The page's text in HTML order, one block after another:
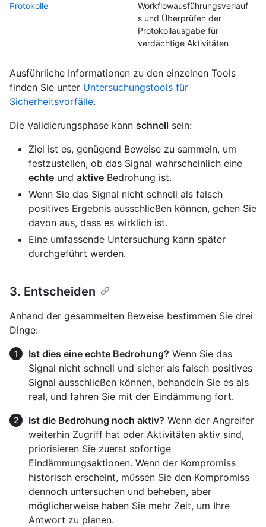
Protokolle
Workflowausführungsverlauf
s und Überprüfen der
Protokollausgabe für
verdächtige Aktivitäten
Ausführliche Informationen zu den einzelnen Tools
finden Sie unter Untersuchungstools für
Sicherheitsvorfälle.
Die Validierungsphase kann schnell sein:
Ziel ist es, genügend Beweise zu sammeln, um
festzustellen, ob das Signal wahrscheinlich eine
echte und aktive Bedrohung ist.
Wenn Sie das Signal nicht schnell als falsch
positives Ergebnis ausschließen können, gehen Sie
davon aus, dass es wirklich ist.
Eine umfassende Untersuchung kann später
durchgeführt werden.
3. Entscheiden
Anhand der gesammelten Beweise bestimmen Sie drei
Dinge:
Ist dies eine echte Bedrohung? Wenn Sie das
Signal nicht schnell und sicher als falsch positives
Signal ausschließen können, behandeln Sie es als
real, und fahren Sie mit der Eindämmung fort.
Ist die Bedrohung noch aktiv? Wenn der Angreifer
weiterhin Zugriff hat oder Aktivitäten aktiv sind,
priorisieren Sie zuerst sofortige
Eindämmungsaktionen. Wenn der Kompromiss
historisch erscheint, müssen Sie den Kompromiss
dennoch untersuchen und beheben, aber
möglicherweise haben Sie mehr Zeit, um Ihre
Antwort zu planen.